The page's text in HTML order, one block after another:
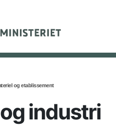
og etablissement
industri